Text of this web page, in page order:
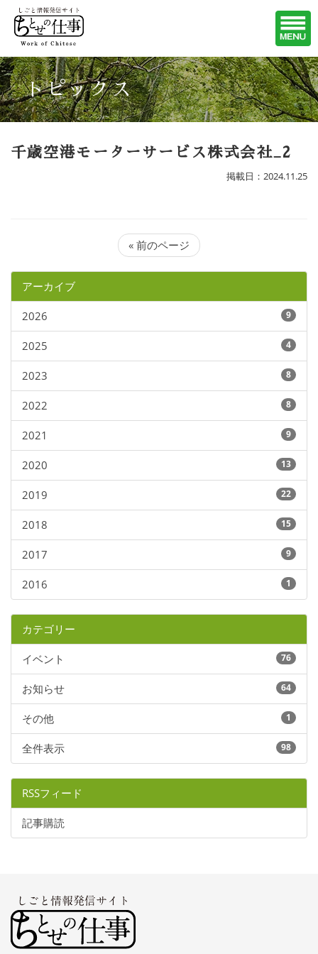
トピックス
千歳空港モーターサービス株式会社_2
掲載日：2024.11.25
« 前のページ
アーカイブ
2026 9
2025 4
2023 8
2022 8
2021 9
2020 13
2019 22
2018 15
2017 9
2016 1
カテゴリー
イベント 76
お知らせ 64
その他 1
全件表示 98
RSSフィード
記事購読